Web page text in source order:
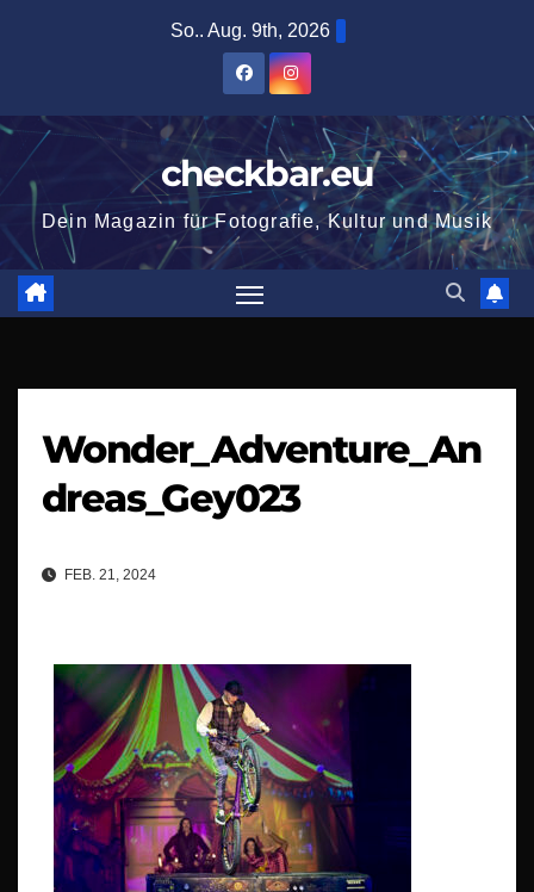
So.. Aug. 9th, 2026
checkbar.eu
Dein Magazin für Fotografie, Kultur und Musik
Wonder_Adventure_An
dreas_Gey023
FEB. 21, 2024